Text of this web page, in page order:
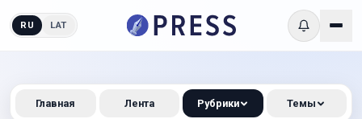
RU LAT
Главная Лента Рубрики Темы